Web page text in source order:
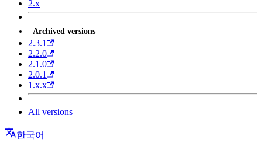
2.x
Archived versions
2.3.1
2.2.0
2.1.0
2.0.1
1.x.x
All versions
한국어